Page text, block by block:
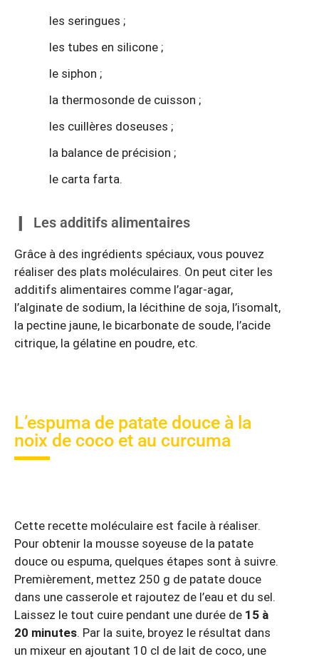
les seringues ;
les tubes en silicone ;
le siphon ;
la thermosonde de cuisson ;
les cuillères doseuses ;
la balance de précision ;
le carta farta.
Les additifs alimentaires
Grâce à des ingrédients spéciaux, vous pouvez
réaliser des plats moléculaires. On peut citer les
additifs alimentaires comme l’agar-agar,
l’alginate de sodium, la lécithine de soja, l’isomalt,
la pectine jaune, le bicarbonate de soude, l’acide
citrique, la gélatine en poudre, etc.
L’espuma de patate douce à la
noix de coco et au curcuma
Cette recette moléculaire est facile à réaliser.
Pour obtenir la mousse soyeuse de la patate
douce ou espuma, quelques étapes sont à suivre.
Premièrement, mettez 250 g de patate douce
dans une casserole et rajoutez de l’eau et du sel.
Laissez le tout cuire pendant une durée de 15 à
20 minutes. Par la suite, broyez le résultat dans
un mixeur en ajoutant 10 cl de lait de coco, une